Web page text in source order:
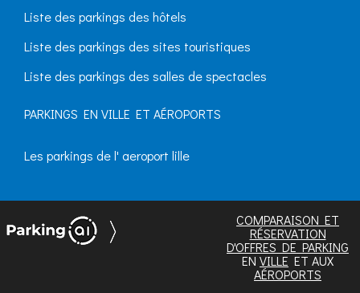
Liste des parkings des hôtels
Liste des parkings des sites touristiques
Liste des parkings des salles de spectacles
PARKINGS EN VILLE ET AÉROPORTS
Les parkings de l' aeroport lille
COMPARAISON ET
RÉSERVATION
D'OFFRES DE PARKING
EN VILLE ET AUX
AÉROPORTS